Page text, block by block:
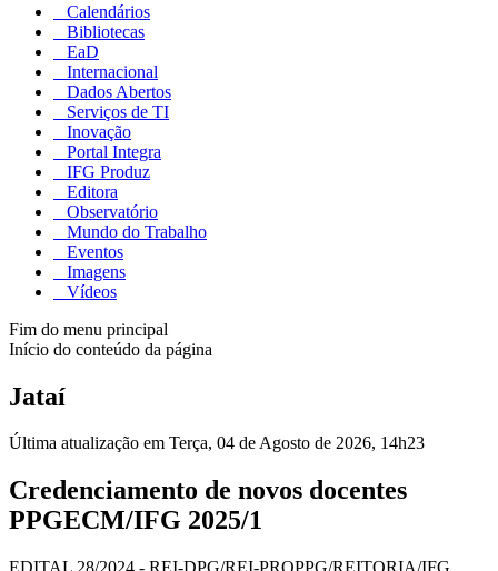
Calendários
Bibliotecas
EaD
Internacional
Dados Abertos
Serviços de TI
Inovação
Portal Integra
IFG Produz
Editora
Observatório
Mundo do Trabalho
Eventos
Imagens
Vídeos
Fim do menu principal
Início do conteúdo da página
Jataí
Última atualização em Terça, 04 de Agosto de 2026, 14h23
Credenciamento de novos docentes
PPGECM/IFG 2025/1